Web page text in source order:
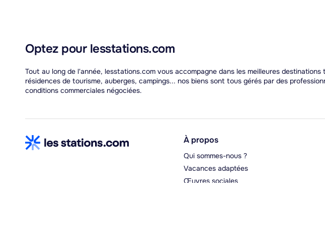
Optez pour lesstations.com
Tout au long de l'année, lesstations.com vous accompagne dans les meilleures
résidences de tourisme, auberges, campings... nos biens sont tous gérés par des
conditions commerciales négociées.
À propos
Qui sommes-nous ?
Vacances adaptées
Œuvres sociales